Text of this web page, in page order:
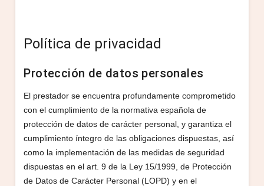
Política de privacidad
Protección de datos personales
El prestador se encuentra profundamente comprometido
con el cumplimiento de la normativa española de
protección de datos de carácter personal, y garantiza el
cumplimiento íntegro de las obligaciones dispuestas, así
como la implementación de las medidas de seguridad
dispuestas en el art. 9 de la Ley 15/1999, de Protección
de Datos de Carácter Personal (LOPD) y en el